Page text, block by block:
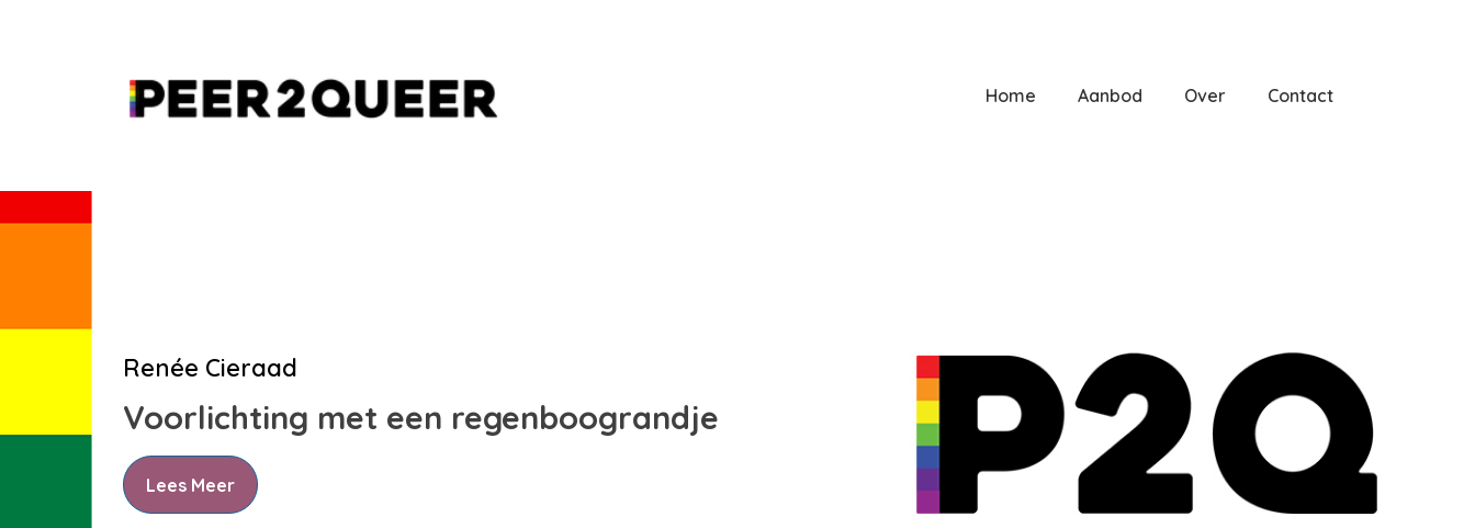
Home Aanbod Over Contact
Renée Cieraad
Voorlichting met een regenboograndje
Lees Meer